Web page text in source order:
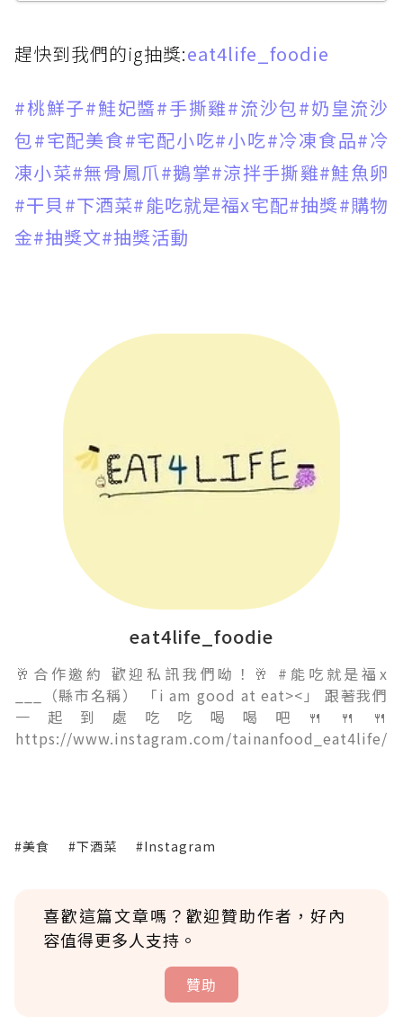
趕快到我們的ig抽獎:eat4life_foodie
#桃鮮子#鮭妃醬#手撕雞#流沙包#奶皇流沙
包#宅配美食#宅配小吃#小吃#冷凍食品#冷
凍小菜#無骨鳳爪#鵝掌#涼拌手撕雞#鮭魚卵
#干貝 #下酒菜#能吃就是福x宅配#抽獎#購物
金#抽獎文#抽獎活動
eat4life_foodie
🥂合作邀約 歡迎私訊我們呦！🥂 #能吃就是福x
___（縣市名稱） 「i am good at eat><」 跟著我們
一起到處吃吃喝喝吧🍴🍴🍴
https://www.instagram.com/tainanfood_eat4life/
#美食 #下酒菜 #Instagram
喜歡這篇文章嗎？歡迎贊助作者，好內
容值得更多人支持。
贊助